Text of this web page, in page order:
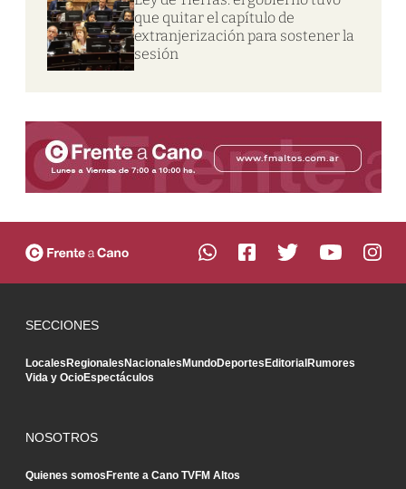
que quitar el capítulo de
extranjerización para sostener la
sesión
SECCIONES
LocalesRegionalesNacionalesMundoDeportesEditorialRumores
Vida y OcioEspectáculos
NOSOTROS
Quienes somosFrente a Cano TVFM Altos